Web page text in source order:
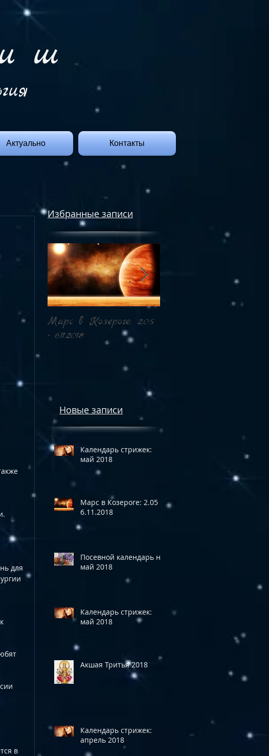
ш
Актуально Контакты
для
в
Избранные записи
Марс в Козероге: 2.05
- 6.11.2018
Новые записи
Календарь стрижек:
май 2018
Марс в Козероге: 2.05 -
6.11.2018
Посевной календарь на
май 2018
Календарь стрижек:
май 2018
Акшая Тритья 2018
Календарь стрижек:
апрель 2018